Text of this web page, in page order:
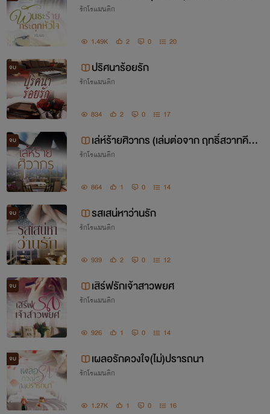
ายจำนนรัก)
รักโรแมนติก
1.49K 2 0 20
จบ ปริศนาร้อยรัก
รักโรแมนติก
834 2 0 17
จบ
เล่ห์ร้ายศิวากร (เล่มต่อจาก ฤทธิ์สวาทคีริ
นทร์)
รักโรแมนติก
864 1 0 14
จบ รสเสน่หาว่านรัก
รักโรแมนติก
939 2 0 12
จบ เสิร์ฟรักเจ้าสาวพยศ
รักโรแมนติก
926 1 0 14
จบ เผลอรักดวงใจ(ไม่)ปรารถนา
รักโรแมนติก
1.27K 1 0 16